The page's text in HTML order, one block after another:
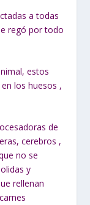
a todas
regó por todo
estos
los huesos ,
de
cerebros ,
no se
y
rellenan